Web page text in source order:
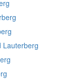
Lauterberg